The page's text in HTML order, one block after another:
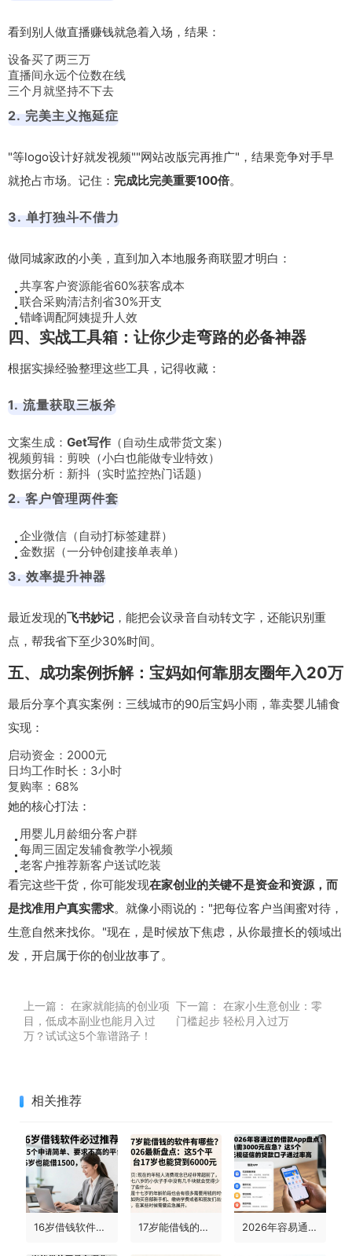
看到别人做直播赚钱就急着入场，结果：
设备买了两三万
直播间永远个位数在线
三个月就坚持不下去
2. 完美主义拖延症
"等logo设计好就发视频""网站改版完再推广"，结果竞争对手早
就抢占市场。记住： 完成比完美重要100倍。
3. 单打独斗不借力
做同城家政的小美，直到加入本地服务商联盟才明白：
共享客户资源能省60%获客成本
联合采购清洁剂省30%开支
错峰调配阿姨提升人效
四、实战工具箱：让你少走弯路的必备神器
根据实操经验整理这些工具，记得收藏：
1. 流量获取三板斧
文案生成： Get写作 （自动生成带货文案）
视频剪辑：剪映（小白也能做专业特效）
数据分析：新抖（实时监控热门话题）
2. 客户管理两件套
企业微信（自动打标签建群）
金数据（一分钟创建接单表单）
3. 效率提升神器
最近发现的飞书妙记 ，能把会议录音自动转文字，还能识别重
点，帮我省下至少30%时间。
五、成功案例拆解：宝妈如何靠朋友圈年入20万
最后分享个真实案例：三线城市的90后宝妈小雨，靠卖婴儿辅食
实现：
启动资金：2000元
日均工作时长：3小时
复购率：68%
她的核心打法：
用婴儿月龄细分客户群
每周三固定发辅食教学小视频
老客户推荐新客户送试吃装
看完这些干货，你可能发现在家创业的关键不是资金和资源，而
是找准用户真实需求。就像小雨说的："把每位客户当闺蜜对待，
生意自然来找你。"现在，是时候放下焦虑，从你最擅长的领域出
发，开启属于你的创业故事了。
上一篇： 在家就能搞的创业项
目，低成本副业也能月入过
万？试试这5个靠谱路子！
下一篇： 在家小生意创业：零
门槛起步 轻松月入过万
相关推荐
16岁借钱软件必过推荐！这5个申请简单、要求不高的平台，16岁也能借1500 17岁能借钱的软件有哪些？2026最新盘点：这5个平台17岁也能贷到6000元 2026年容易通过的借款app盘点！急需3000元应急？这5个无视征信的贷款口子通过率高